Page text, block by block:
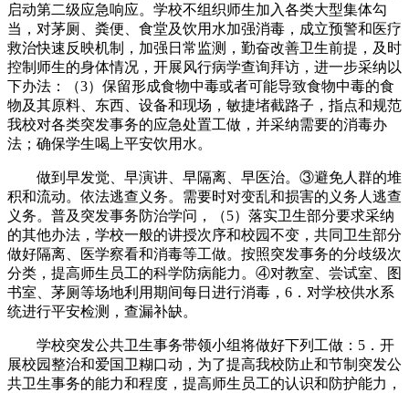
启动第二级应急响应。学校不组织师生加入各类大型集体勾
当，对茅厕、粪便、食堂及饮用水加强消毒，成立预警和医疗
救治快速反映机制，加强日常监测，勤奋改善卫生前提，及时
控制师生的身体情况，开展风行病学查询拜访，进一步采纳以
下办法：（3）保留形成食物中毒或者可能导致食物中毒的食
物及其原料、东西、设备和现场，敏捷堵截路子，指点和规范
我校对各类突发事务的应急处置工做，并采纳需要的消毒办
法；确保学生喝上平安饮用水。
做到早发觉、早演讲、早隔离、早医治。③避免人群的堆
积和流动。依法逃查义务。需要时对变乱和损害的义务人逃查
义务。普及突发事务防治学问，（5）落实卫生部分要求采纳
的其他办法，学校一般的讲授次序和校园不变，共同卫生部分
做好隔离、医学察看和消毒等工做。按照突发事务的分歧级次
分类，提高师生员工的科学防病能力。④对教室、尝试室、图
书室、茅厕等场地利用期间每日进行消毒，6．对学校供水系
统进行平安检测，查漏补缺。
学校突发公共卫生事务带领小组将做好下列工做：5．开
展校园整治和爱国卫糊口动，为了提高我校防止和节制突发公
共卫生事务的能力和程度，提高师生员工的认识和防护能力，